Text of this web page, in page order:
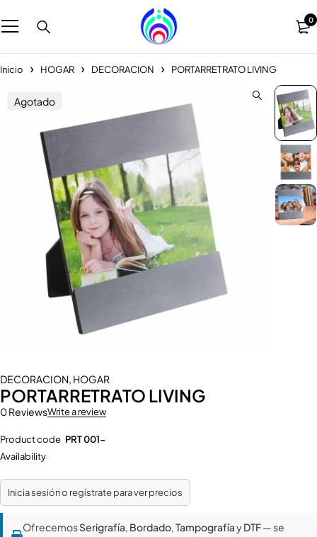
0
Inicio HOGAR DECORACION PORTARRETRATO LIVING
Agotado
DECORACION, HOGAR
PORTARRETRATO LIVING
0 ReviewsWrite a review
Product code PRT 001-
Availability
Inicia sesión o regístrate para ver precios
OfrecemosSerigrafía, Bordado,TampografíayDTF— se